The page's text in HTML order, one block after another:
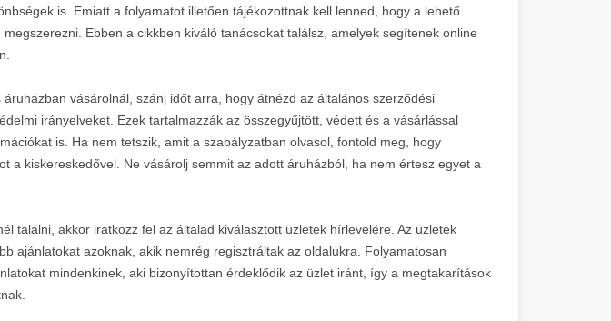
is. Emiatt a folyamatot illetően tájékozottnak kell lenned, hogy a lehető
Ebben a cikkben kiváló tanácsokat találsz, amelyek segítenek online
vásárolnál, szánj időt arra, hogy átnézd az általános szerződési
irányelveket. Ezek tartalmazzák az összegyűjtött, védett és a vásárlással
is. Ha nem tetszik, amit a szabályzatban olvasol, fontold meg, hogy
a kiskereskedővel. Ne vásárolj semmit az adott áruházból, ha nem értesz egyet a
találni, akkor iratkozz fel az általad kiválasztott üzletek hírlevelére. Az üzletek
ajánlatokat azoknak, akik nemrég regisztráltak az oldalukra. Folyamatosan
mindenkinek, aki bizonyítottan érdeklődik az üzlet iránt, így a megtakarítások